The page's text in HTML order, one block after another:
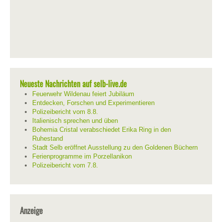
Neueste Nachrichten auf selb-live.de
Feuerwehr Wildenau feiert Jubiläum
Entdecken, Forschen und Experimentieren
Polizeibericht vom 8.8.
Italienisch sprechen und üben
Bohemia Cristal verabschiedet Erika Ring in den
Ruhestand
Stadt Selb eröffnet Ausstellung zu den Goldenen Büchern
Ferienprogramme im Porzellanikon
Polizeibericht vom 7.8.
Anzeige